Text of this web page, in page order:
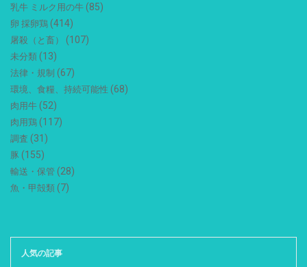
乳牛 ミルク用の牛 (85)
卵 採卵鶏 (414)
屠殺（と畜） (107)
未分類 (13)
法律・規制 (67)
環境、食糧、持続可能性 (68)
肉用牛 (52)
肉用鶏 (117)
調査 (31)
豚 (155)
輸送・保管 (28)
魚・甲殻類 (7)
人気の記事